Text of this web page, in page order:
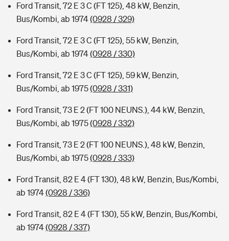
Ford Transit, 72 E 3 C (FT 125), 48 kW, Benzin,
Bus/Kombi, ab 1974(0928 / 329)
Ford Transit, 72 E 3 C (FT 125), 55 kW, Benzin,
Bus/Kombi, ab 1974(0928 / 330)
Ford Transit, 72 E 3 C (FT 125), 59 kW, Benzin,
Bus/Kombi, ab 1975(0928 / 331)
Ford Transit, 73 E 2 (FT 100 NEUNS.), 44 kW, Benzin,
Bus/Kombi, ab 1975(0928 / 332)
Ford Transit, 73 E 2 (FT 100 NEUNS.), 48 kW, Benzin,
Bus/Kombi, ab 1975(0928 / 333)
Ford Transit, 82 E 4 (FT 130), 48 kW, Benzin, Bus/Kombi,
ab 1974(0928 / 336)
Ford Transit, 82 E 4 (FT 130), 55 kW, Benzin, Bus/Kombi,
ab 1974(0928 / 337)